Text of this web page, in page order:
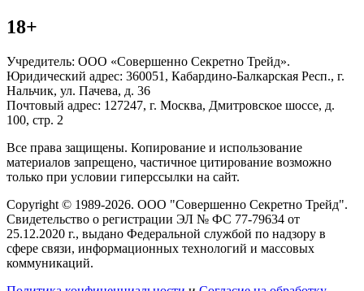
18+
Учредитель: ООО «Совершенно Секретно Трейд».
Юридический адрес: 360051, Кабардино-Балкарская Респ., г.
Нальчик, ул. Пачева, д. 36
Почтовый адрес: 127247, г. Москва, Дмитровское шоссе, д.
100, стр. 2
Все права защищены. Копирование и использование
материалов запрещено, частичное цитирование возможно
только при условии гиперссылки на сайт.
Copyright © 1989-2026. ООО "Совершенно Секретно Трейд".
Свидетельство о регистрации ЭЛ № ФС 77-79634 от
25.12.2020 г., выдано Федеральной службой по надзору в
сфере связи, информационных технологий и массовых
коммуникаций.